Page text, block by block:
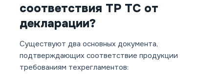
соответствия ТР ТС от
декларации?
Существуют два основных документа,
подтверждающих соответствие продукции
требованиям техрегламентов: